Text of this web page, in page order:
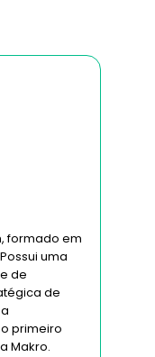
formado em
uma
de
de
primeiro
Makro.